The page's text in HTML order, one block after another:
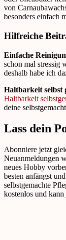
von
besonders einfach
Hilfreiche
Einfache
schon mal stressig
deshalb habe ich
Haltbarkeit selbst
Haltbarkeit
deine
Lass dein
Abonniere jetzt
Neuanmeldungen
neues Hobby
besten anfängst
selbstgemachte
kostenlos und